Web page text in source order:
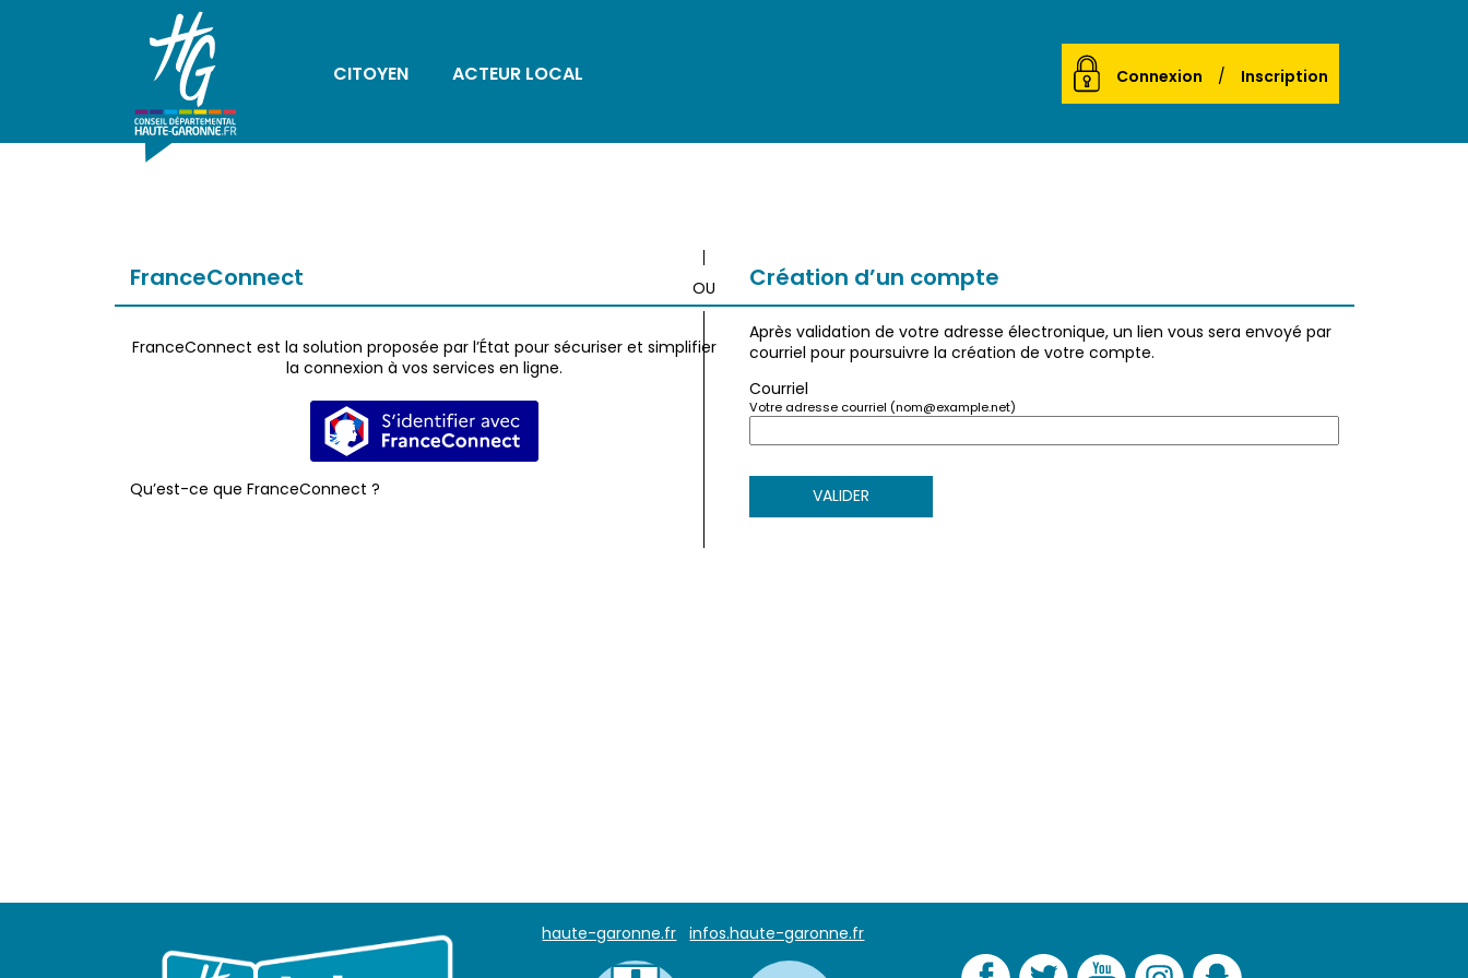
Connexion Inscription
CITOYEN ACTEUR LOCAL
FranceConnect
FranceConnect est la solution proposée par l’État pour sécuriser et simplifier
la connexion à vos services en ligne.
S’identifier avec FranceConnect
Qu’est-ce que FranceConnect ?
Création d’un compte
Après validation de votre adresse électronique, un lien vous sera envoyé par
courriel pour poursuivre la création de votre compte.
Courriel
Votre adresse courriel (nom@example.net)
VALIDER
haute-garonne.fr infos.haute-garonne.fr